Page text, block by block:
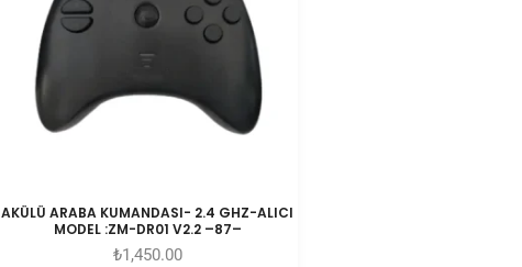
AKÜLÜ ARABA KUMANDASI- 2.4 GHZ-ALICI
MODEL :ZM-DR01 V2.2 –87–
₺1,450.00